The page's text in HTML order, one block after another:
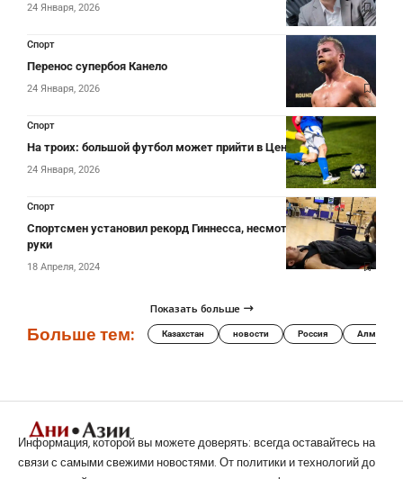
24 Января, 2026
Спорт
Перенос супербоя Канело
24 Января, 2026
Спорт
На троих: большой футбол может прийти в Центральную Азию
24 Января, 2026
Спорт
Спортсмен установил рекорд Гиннесса, несмотря на травму
руки
18 Апреля, 2024
Показать больше
Больше тем: Казахстан новости Россия Алматы
Информация, которой вы можете доверять: всегда оставайтесь на
связи с самыми свежими новостями. От политики и технологий до